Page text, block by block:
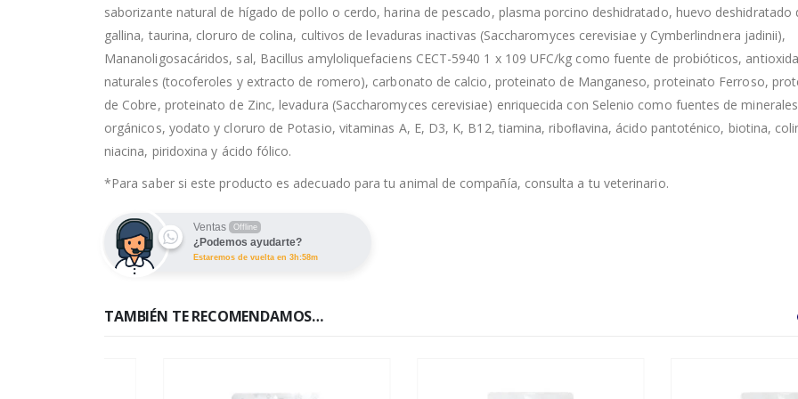
saborizante natural de hígado de pollo o cerdo, harina de pescado, plasma porcino deshidratado, huevo deshidratado
gallina, taurina, cloruro de colina, cultivos de levaduras inactivas (Saccharomyces cerevisiae y Cymberlindnera jadinii),
Mananoligosacáridos, sal, Bacillus amyloliquefaciens CECT-5940 1 x 109 UFC/kg como fuente de probióticos,
naturales (tocoferoles y extracto de romero), carbonato de calcio, proteinato de Manganeso, proteinato Ferroso,
de Cobre, proteinato de Zinc, levadura (Saccharomyces cerevisiae) enriquecida con Selenio como fuentes de minerales
orgánicos, yodato y cloruro de Potasio, vitaminas A, E, D3, K, B12, tiamina, riboﬂavina, ácido pantoténico, biotina,
niacina, piridoxina y ácido fólico.
*Para saber si este producto es adecuado para tu animal de compañía, consulta a tu veterinario.
Ventas Offline
¿Podemos ayudarte?
Estaremos de vuelta en 3h:58m
TAMBIÉN TE RECOMENDAMOS…